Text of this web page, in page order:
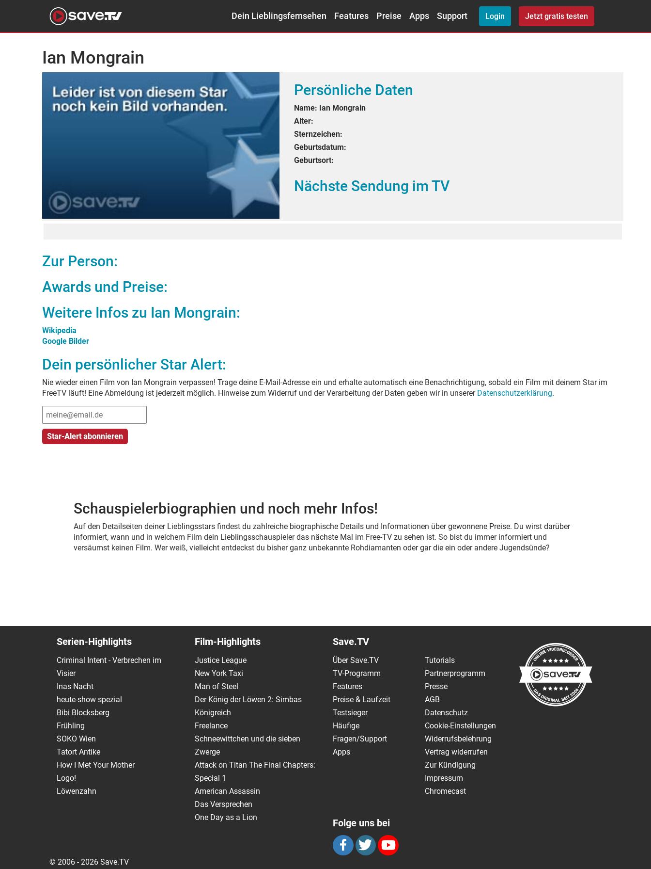
Dein Lieblingsfernsehen Features Preise Apps Support Login Jetzt gratis testen
Ian Mongrain
Persönliche Daten
Name: Ian Mongrain
Alter:
Sternzeichen:
Geburtsdatum:
Geburtsort:
Nächste Sendung im TV
Zur Person:
Awards und Preise:
Weitere Infos zu Ian Mongrain:
Wikipedia
Google Bilder
Dein persönlicher Star Alert:
Nie wieder einen Film von Ian Mongrain verpassen! Trage deine E-Mail-Adresse ein und erhalte automatisch eine Benachrichtigung, sobald ein Film mit deinem Star im
FreeTV läuft! Eine Abmeldung ist jederzeit möglich. Hinweise zum Widerruf und der Verarbeitung der Daten geben wir in unserer Datenschutzerklärung.
Schauspielerbiographien und noch mehr Infos!
Auf den Detailseiten deiner Lieblingsstars findest du zahlreiche biographische Details und Informationen über gewonnene Preise. Du wirst darüber
informiert, wann und in welchem Film dein Lieblingsschauspieler das nächste Mal im Free-TV zu sehen ist. So bist du immer informiert und
versäumst keinen Film. Wer weiß, vielleicht entdeckst du bisher ganz unbekannte Rohdiamanten oder gar die ein oder andere Jugendsünde?
Serien-Highlights
Criminal Intent - Verbrechen im
Visier
Inas Nacht
heute-show spezial
Bibi Blocksberg
Frühling
SOKO Wien
Tatort Antike
How I Met Your Mother
Logo!
Löwenzahn
Film-Highlights
Justice League
New York Taxi
Man of Steel
Der König der Löwen 2: Simbas
Königreich
Freelance
Schneewittchen und die sieben
Zwerge
Attack on Titan The Final Chapters:
Special 1
American Assassin
Das Versprechen
One Day as a Lion
Save.TV
Über Save.TV
TV-Programm
Features
Preise & Laufzeit
Testsieger
Häufige
Fragen/Support
Apps
Tutorials
Partnerprogramm
Presse
AGB
Datenschutz
Cookie-Einstellungen
Widerrufsbelehrung
Vertrag widerrufen
Zur Kündigung
Impressum
Chromecast
Folge uns bei
© 2006 - 2026 Save.TV